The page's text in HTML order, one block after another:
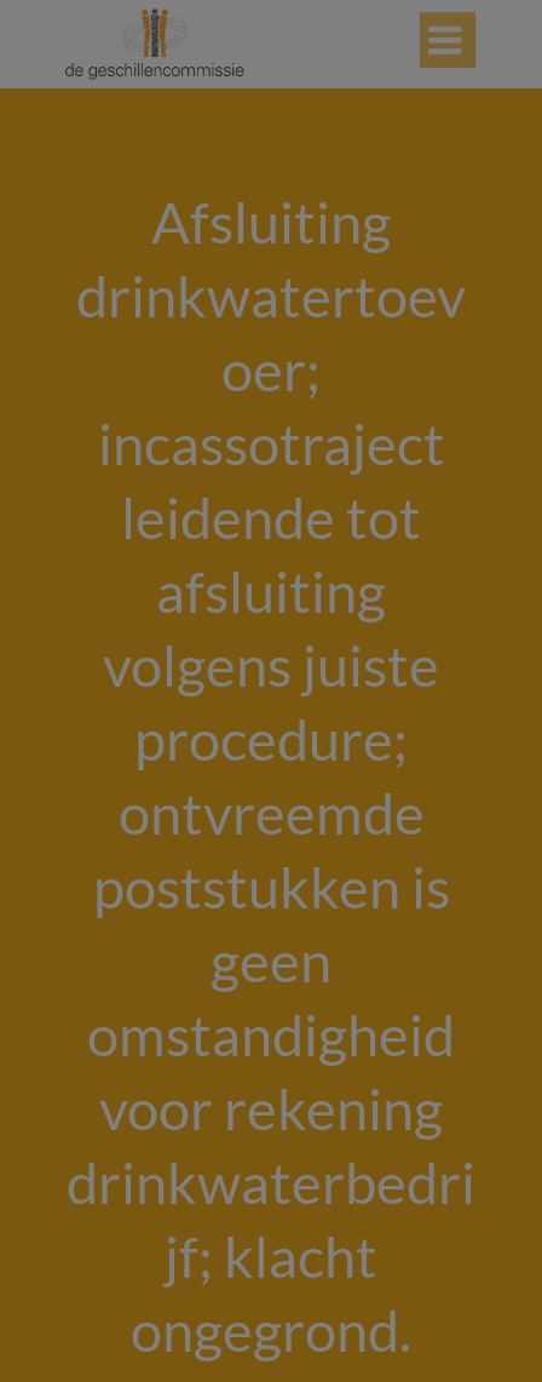

Afsluiting
drinkwatertoev
oer;
incassotraject
leidende tot
afsluiting
volgens juiste
procedure;
ontvreemde
poststukken is
geen
omstandigheid
voor rekening
drinkwaterbedri
jf; klacht
ongegrond.